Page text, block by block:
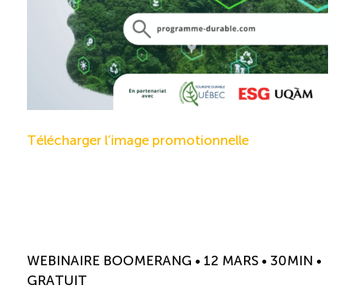
Télécharger l’image promotionnelle
WEBINAIRE BOOMERANG • 12 MARS • 30MIN •
GRATUIT